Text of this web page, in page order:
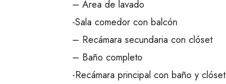
– Área de lavado
-Sala comedor con balcón
– Recámara secundaria con clóset
– Baño completo
-Recámara principal con baño y clóset